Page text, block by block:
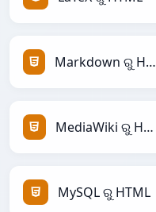
Markdown ରୁ HTML
MediaWiki ରୁ HTML
MySQL ରୁ HTML